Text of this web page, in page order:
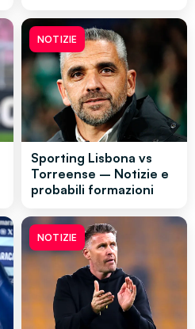
NOTIZIE
Sporting Lisbona vs
Torreense – Notizie e
probabili formazioni
NOTIZIE